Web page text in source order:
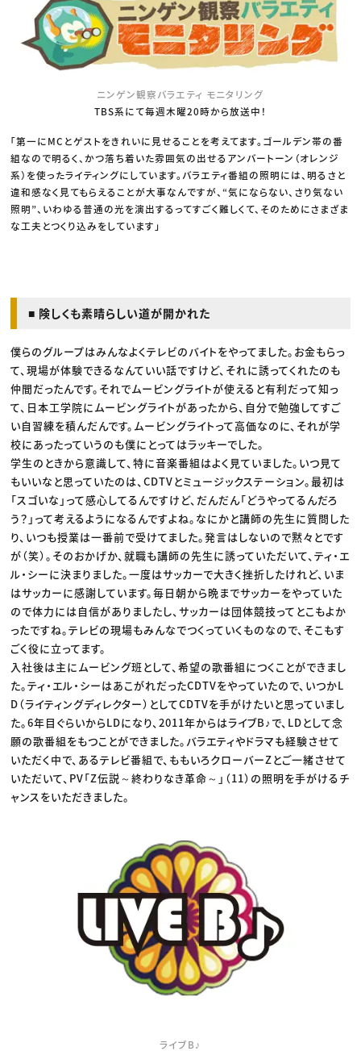
ニンゲン観察バラエティ モニタリング
TBS系にて毎週木曜20時から放送中！
「第一にMCとゲストをきれいに見せることを考えてます。ゴールデン帯の番
組なので明るく、かつ落ち着いた雰囲気の出せるアンバートーン（オレンジ
系）を使ったライティングにしています。バラエティ番組の照明には、明るさと
違和感なく見てもらえることが大事なんですが、“気にならない、さり気ない
照明”、いわゆる普通の光を演出するってすごく難しくて、そのためにさまざま
な工夫とつくり込みをしています」
■ 険しくも素晴らしい道が開かれた
僕らのグループはみんなよくテレビのバイトをやってました。お金もらっ
て、現場が体験できるなんていい話ですけど、それに誘ってくれたのも
仲間だったんです。それでムービングライトが使えると有利だって知っ
て、日本工学院にムービングライトがあったから、自分で勉強してすご
い自習練を積んだんです。ムービングライトって高価なのに、それが学
校にあったっていうのも僕にとってはラッキーでした。
学生のときから意識して、特に音楽番組はよく見ていました。いつ見て
もいいなと思っていたのは、CDTVとミュージックステーション。最初は
「スゴいな」って感心してるんですけど、だんだん「どうやってるんだろ
う？」って考えるようになるんですよね。なにかと講師の先生に質問した
り、いつも授業は一番前で受けてました。発言はしないので黙々とです
が（笑）。そのおかげか、就職も講師の先生に誘っていただいて、ティ・エ
ル・シーに決まりました。一度はサッカーで大きく挫折したけれど、いま
はサッカーに感謝しています。毎日朝から晩までサッカーをやっていた
ので体力には自信がありましたし、サッカーは団体競技ってとこもよか
ったですね。テレビの現場もみんなでつくっていくものなので、そこもす
ごく役に立ってます。
入社後は主にムービング班として、希望の歌番組につくことができまし
た。ティ・エル・シーはあこがれだったCDTVをやっていたので、いつかL
D（ライティングディレクター）としてCDTVを手がけたいと思っていまし
た。6年目ぐらいからLDになり、2011年からはライブB♪で、LDとして念
願の歌番組をもつことができました。バラエティやドラマも経験させて
いただく中で、あるテレビ番組で、ももいろクローバーZとご一緒させて
いただいて、PV「Z伝説～終わりなき革命～」（11）の照明を手がけるチ
ャンスをいただきました。
ライブB♪